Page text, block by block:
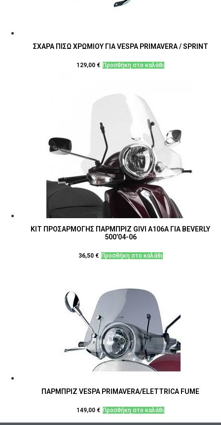
ΣΧΑΡΑ ΠΙΣΩ ΧΡΩΜΙΟΥ ΓΙΑ VESPA PRIMAVERA / SPRINT
129,00 € Προσθήκη στο καλάθι
ΚΙΤ ΠΡΟΣΑΡΜΟΓΗΣ ΠΑΡΜΠΡΙΖ GIVI A106A ΓΙΑ BEVERLY
500’04-06
36,50 € Προσθήκη στο καλάθι
ΠΑΡΜΠΡΙΖ VESPA PRIMAVERA/ELETTRICA FUME
149,00 € Προσθήκη στο καλάθι